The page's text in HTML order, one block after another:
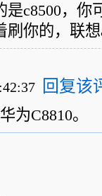
c8500，你
你的，联想
回复该
为C8810。